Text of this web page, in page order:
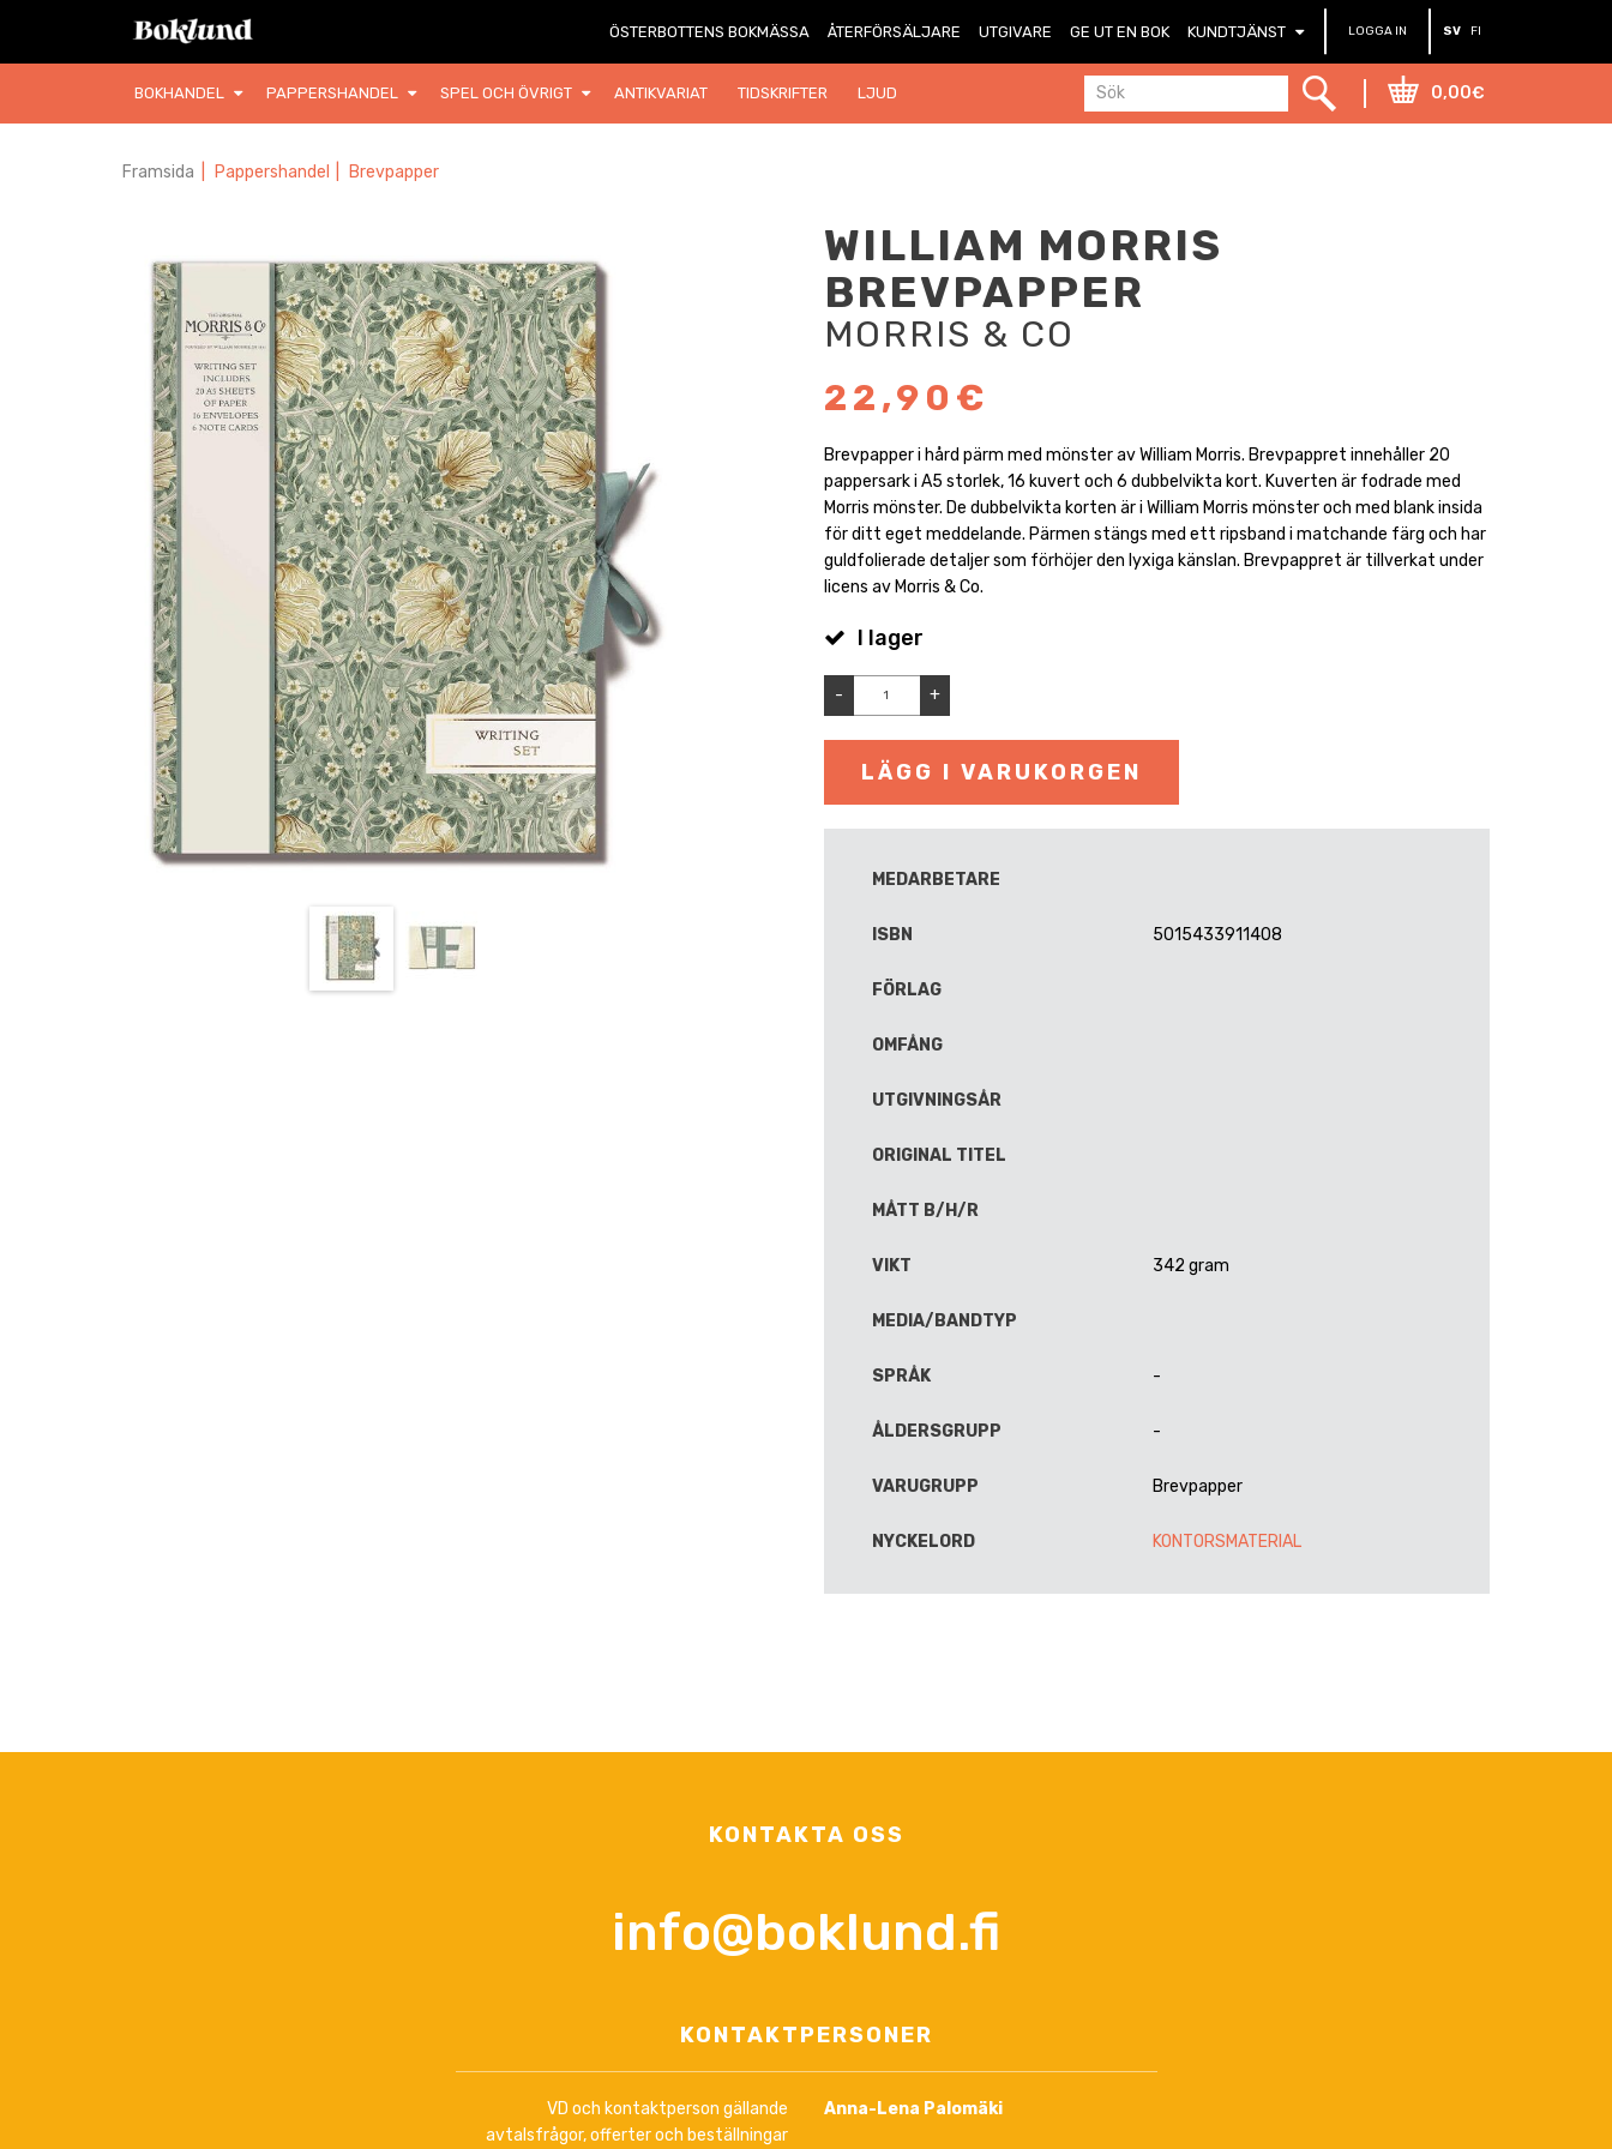
ÖSTERBOTTENS BOKMÄSSA ÅTERFÖRSÄLJARE UTGIVARE GE UT EN BOK KUNDTJÄNST LOGGA IN SV FI
BOKHANDEL PAPPERSHANDEL SPEL OCH ÖVRIGT ANTIKVARIAT TIDSKRIFTER LJUD 0,00€
Framsida Pappershandel Brevpapper
WILLIAM MORRIS
BREVPAPPER
MORRIS & CO
22,90€
Brevpapper i hård pärm med mönster av William Morris. Brevpappret innehåller 20
pappersark i A5 storlek, 16 kuvert och 6 dubbelvikta kort. Kuverten är fodrade med
Morris mönster. De dubbelvikta korten är i William Morris mönster och med blank insida
för ditt eget meddelande. Pärmen stängs med ett ripsband i matchande färg och har
guldfolierade detaljer som förhöjer den lyxiga känslan. Brevpappret är tillverkat under
licens av Morris & Co.
I lager
- +
LÄGG I VARUKORGEN
MEDARBETARE
ISBN 5015433911408
FÖRLAG
OMFÅNG
UTGIVNINGSÅR
ORIGINAL TITEL
MÅTT B/H/R
VIKT 342 gram
MEDIA/BANDTYP
SPRÅK -
ÅLDERSGRUPP -
VARUGRUPP Brevpapper
NYCKELORD KONTORSMATERIAL
KONTAKTA OSS
info@boklund.fi
KONTAKTPERSONER
VD och kontaktperson gällande
avtalsfrågor, offerter och beställningar
Anna-Lena Palomäki